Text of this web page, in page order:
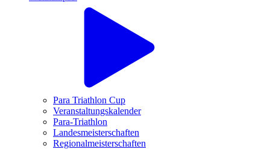
Para Triathlon Cup
Veranstaltungskalender
Para-Triathlon
Landesmeisterschaften
Regionalmeisterschaften